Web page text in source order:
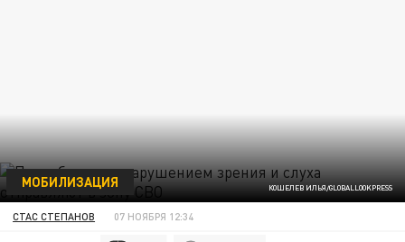
КОШЕЛЕВ ИЛЬЯ/GLOBALLOOKPRESS
МОБИЛИЗАЦИЯ
СТАС СТЕПАНОВ 07 НОЯБРЯ 12:34